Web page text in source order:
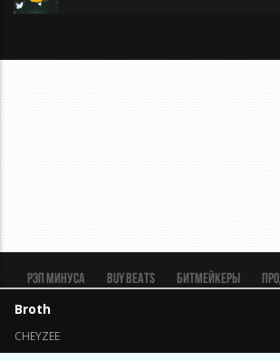
Broth
CHEYZEE
Рэп минуса BUY BEATS Битмейкеры
Рэп биты
Безопасная сделка